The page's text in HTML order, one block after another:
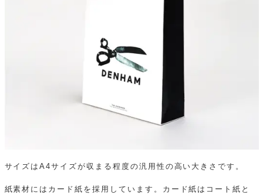
サイズはA4サイズが収まる程度の汎用性の高い大きさです。
紙素材にはカード紙を採用しています。カード紙はコート紙と